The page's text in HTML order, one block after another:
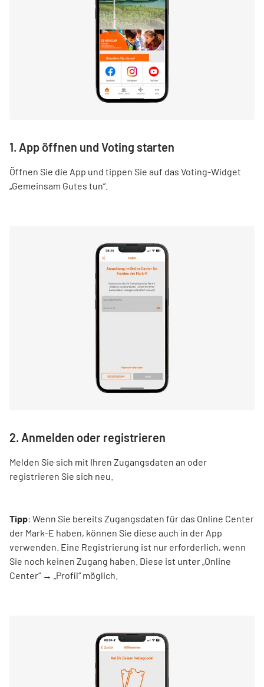
1. App öffnen und Voting starten
Öffnen Sie die App und tippen Sie auf das Voting-Widget
„Gemeinsam Gutes tun“.
2. Anmelden oder registrieren
Melden Sie sich mit Ihren Zugangsdaten an oder
registrieren Sie sich neu.
Tipp: Wenn Sie bereits Zugangsdaten für das Online Center
der Mark-E haben, können Sie diese auch in der App
verwenden. Eine Registrierung ist nur erforderlich, wenn
Sie noch keinen Zugang haben. Diese ist unter „Online
Center“ → „Profil“ möglich.